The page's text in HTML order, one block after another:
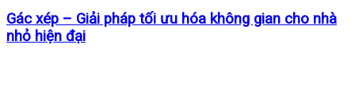
Gác xép – Giải pháp tối ưu hóa không gian cho nhà
nhỏ hiện đại